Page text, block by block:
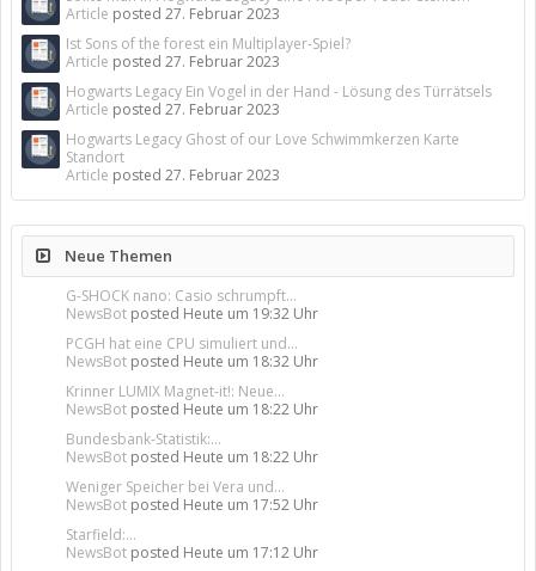
Article posted 27. Februar 2023
Ist Sons of the forest ein Multiplayer-Spiel?
Article posted 27. Februar 2023
Hogwarts Legacy Ein Vogel in der Hand - Lösung des Türrätsels
Article posted 27. Februar 2023
Hogwarts Legacy Ghost of our Love Schwimmkerzen Karte
Standort
Article posted 27. Februar 2023
Neue Themen
G-SHOCK nano: Casio schrumpft...
NewsBot posted Heute um 19:32 Uhr
PCGH hat eine CPU simuliert und...
NewsBot posted Heute um 18:32 Uhr
Krinner LUMIX Magnet-it!: Neue...
NewsBot posted Heute um 18:22 Uhr
Bundesbank-Statistik:...
NewsBot posted Heute um 18:22 Uhr
Weniger Speicher bei Vera und...
NewsBot posted Heute um 17:52 Uhr
Starfield:...
NewsBot posted Heute um 17:12 Uhr